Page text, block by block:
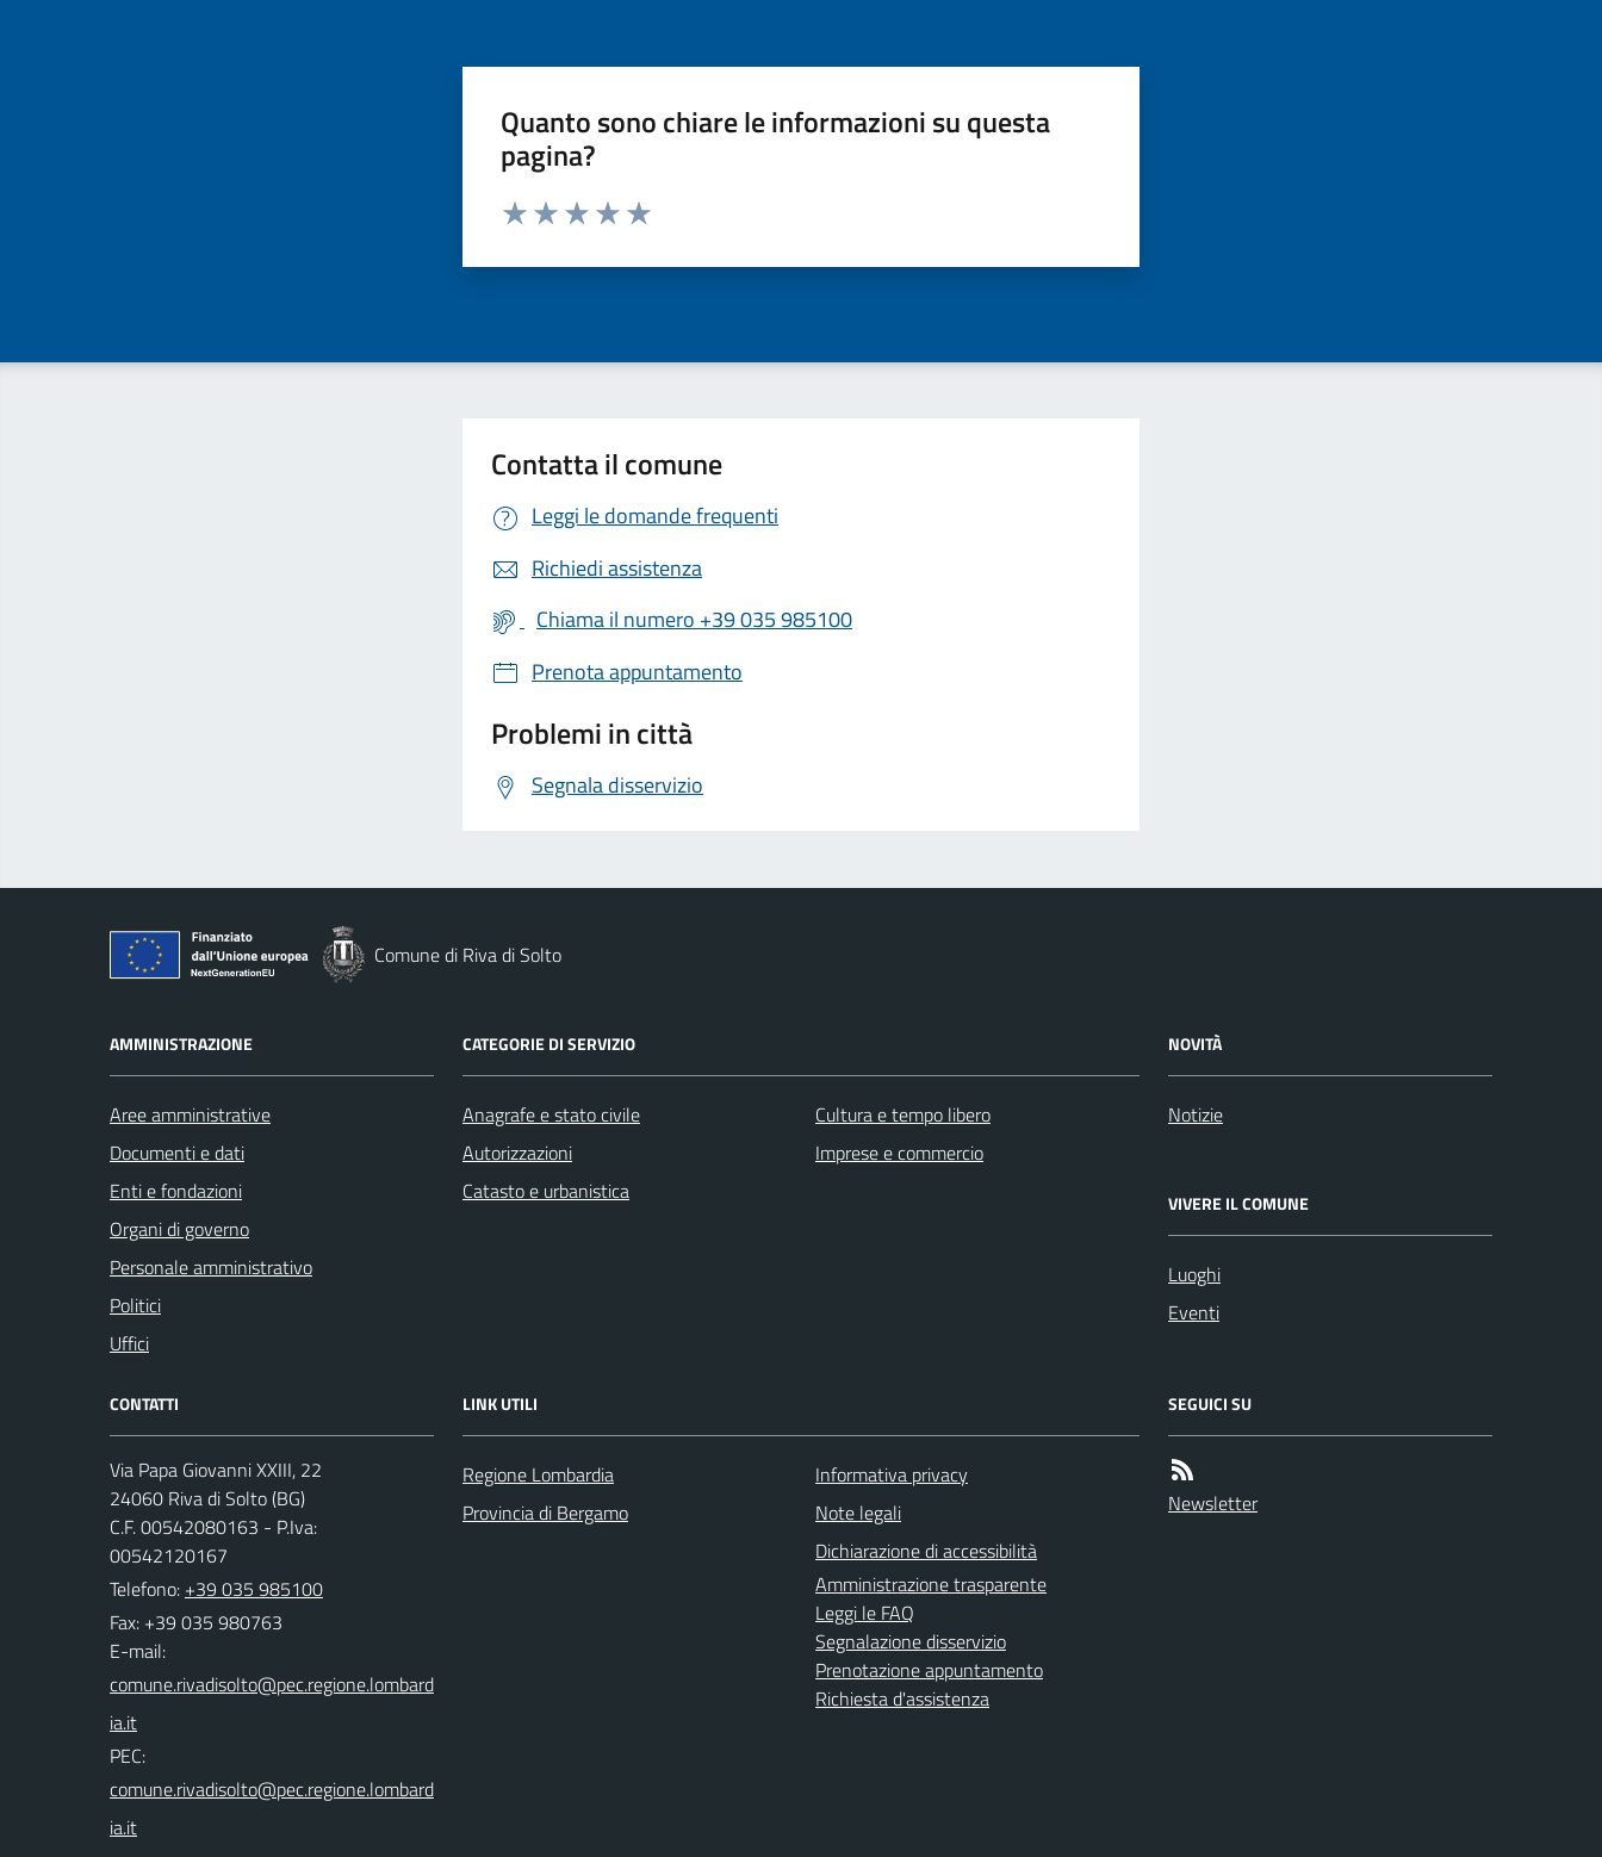
Quanto sono chiare le informazioni su questa
pagina?
Valuta da 1 a 5 stelle la pagina
Contatta il comune
Leggi le domande frequenti
Richiedi assistenza
Chiama il numero +39 035 985100
Prenota appuntamento
Problemi in città
Segnala disservizio
Comune di Riva di Solto
AMMINISTRAZIONE
Aree amministrative
Documenti e dati
Enti e fondazioni
Organi di governo
Personale amministrativo
Politici
Uffici
CATEGORIE DI SERVIZIO
Anagrafe e stato civile
Autorizzazioni
Catasto e urbanistica
Cultura e tempo libero
Imprese e commercio
NOVITÀ
Notizie
VIVERE IL COMUNE
Luoghi
Eventi
CONTATTI
Via Papa Giovanni XXIII, 22
24060 Riva di Solto (BG)
C.F. 00542080163 - P.Iva:
00542120167
Telefono: +39 035 985100
Fax: +39 035 980763
E-mail:
PEC:
LINK UTILI
Regione Lombardia
Provincia di Bergamo
Informativa privacy
Note legali
Dichiarazione di accessibilità
Amministrazione trasparente
Leggi le FAQ
Segnalazione disservizio
Prenotazione appuntamento
Richiesta d'assistenza
SEGUICI SU
Newsletter